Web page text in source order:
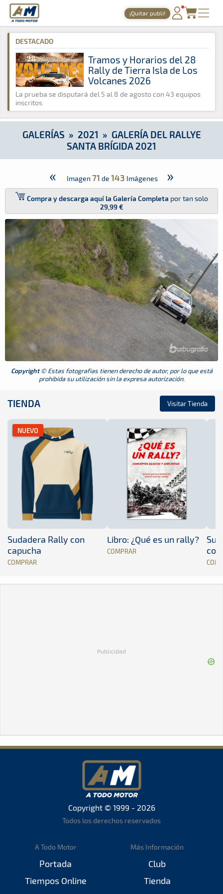
A Todo Motor · Revista del motor desde 1999
¡Quitar publi!
PORTADA
TIEMPOS ONLINE
NOTICIAS
AGENDA
GALERÍAS
TIENDA
A Todo Motor » Galerías » 2021 » Galería del Rallye Santa
DESTACADO
Tramos y Horarios del 28
Rally de Tierra Isla de Los
Volcanes 2026
La prueba se disputará del 5 al 8 de agosto con 43 equipos
inscritos
GALERÍAS » 2021 » GALERÍA DEL RALLYE
SANTA BRÍGIDA 2021
« Imagen 71 de 143 Imágenes »
Compra y descarga aquí la Galería Completa por tan solo
29,99 €
Copyright© Estas fotografias tienen derecho de autor, por lo que está
prohibida su utilización sin la expresa autorización.
TIENDA Visitar Tienda
NUEVO
Sudadera Rally con
capucha
COMPRAR
Libro: ¿Qué es un rally?
COMPRAR
Publicidad
Copyright © 1999 - 2026
Todos los derechos reservados
A Todo Motor
Portada
Tiempos Online
Más Información
Club
Tienda